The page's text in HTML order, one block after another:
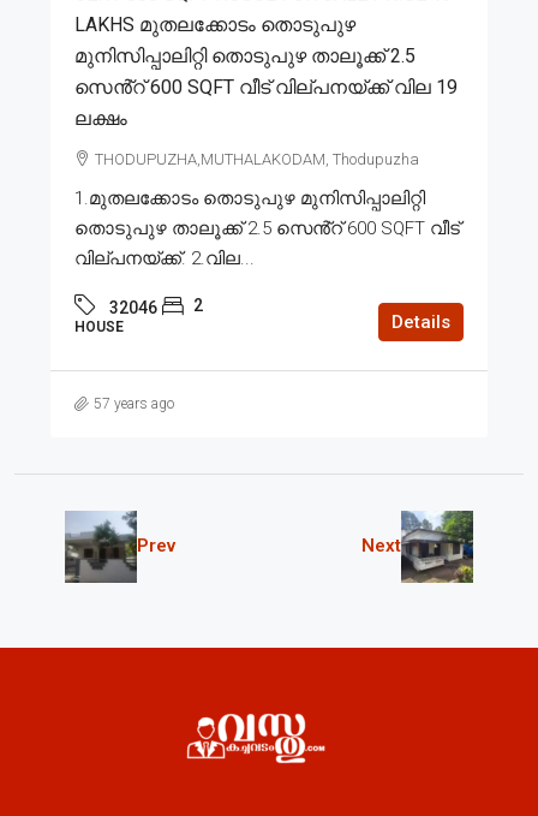
LAKHS മുതലക്കോടം തൊടുപുഴ
മുനിസിപ്പാലിറ്റി തൊടുപുഴ താലൂക്ക് 2.5
സെൻ്റ് 600 SQFT വീട് വില്പനയ്ക്ക് വില 19
ലക്ഷം
THODUPUZHA,MUTHALAKODAM, Thodupuzha
1.മുതലക്കോടം തൊടുപുഴ മുനിസിപ്പാലിറ്റി
തൊടുപുഴ താലൂക്ക് 2.5 സെൻ്റ് 600 SQFT വീട്
വില്പനയ്ക്ക്. 2.വില...
32046 2
HOUSE Details
57 years ago
Prev Next